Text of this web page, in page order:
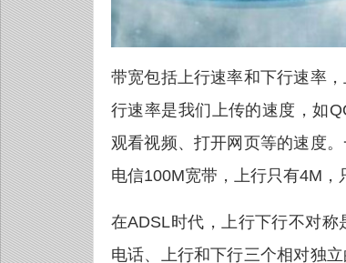
带宽包括上行速率和下行速率
行速率是我们上传的速度，如
观看视频、打开网页等的速度
电信100M宽带，上行只有4M，
在ADSL时代，上行下行不对
电话、上行和下行三个相对独